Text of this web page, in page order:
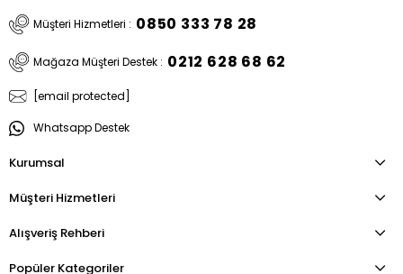
Müşteri Hizmetleri : 0850 333 78 28
Mağaza Müşteri Destek : 0212 628 68 62
[email protected]
Whatsapp Destek
Kurumsal
Müşteri Hizmetleri
Alışveriş Rehberi
Popüler Kategoriler